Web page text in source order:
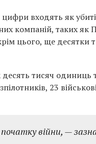
входять як
компаній, таких як
цього, ще десятки
тисяч одиниць
23
війни, —